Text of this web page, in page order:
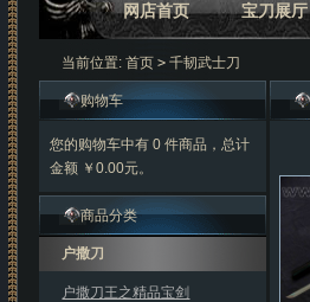
网店首页 宝刀展厅
当前位置:首页 > 千韧武士刀
购物车
您的购物车中有 0 件商品，总计
金额 ￥0.00元。
商品分类
户撒刀
户撒刀王之精品宝剑